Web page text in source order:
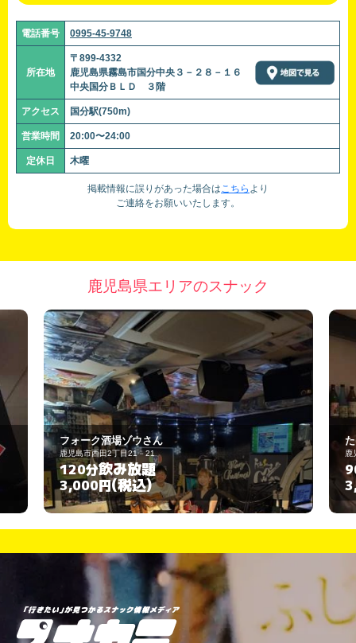
電話番号 0995-45-9748
所在地
〒899-4332
鹿児島県霧島市国分中央３－２８－１６
中央国分ＢＬＤ ３階
アクセス 国分駅(750m)
営業時間 20:00〜24:00
定休日 木曜
掲載情報に誤りがあった場合はこちら より
ご連絡をお願いいたします。
鹿児島県エリアのスナック
たゆたい
鹿児島市山之口町11-4
90分飲み放題
3,000円(税込)